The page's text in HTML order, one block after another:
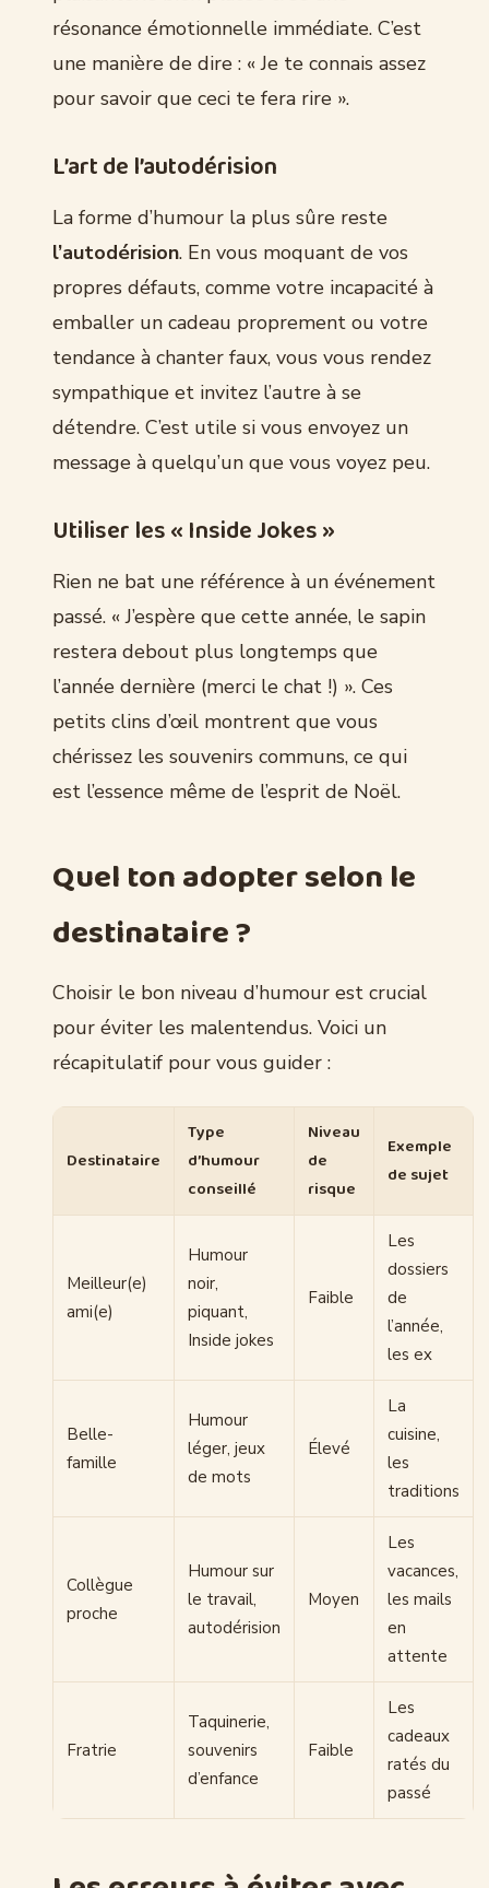
résonance émotionnelle immédiate. C’est
une manière de dire : « Je te connais assez
pour savoir que ceci te fera rire ».
L’art de l’autodérision
La forme d’humour la plus sûre reste
l’autodérision. En vous moquant de vos
propres défauts, comme votre incapacité à
emballer un cadeau proprement ou votre
tendance à chanter faux, vous vous rendez
sympathique et invitez l’autre à se
détendre. C’est utile si vous envoyez un
message à quelqu’un que vous voyez peu.
Utiliser les « Inside Jokes »
Rien ne bat une référence à un événement
passé. « J’espère que cette année, le sapin
restera debout plus longtemps que
l’année dernière (merci le chat !) ». Ces
petits clins d’œil montrent que vous
chérissez les souvenirs communs, ce qui
est l’essence même de l’esprit de Noël.
Quel ton adopter selon le
destinataire ?
Choisir le bon niveau d’humour est crucial
pour éviter les malentendus. Voici un
récapitulatif pour vous guider :
Destinataire
Type
d’humour
conseillé
Niveau
de
risque
Exemple
de sujet
Meilleur(e)
ami(e)
Humour
noir,
piquant,
Inside jokes
Faible
Les
dossiers
de
l’année,
les ex
Belle-
famille
Humour
léger, jeux
de mots
Élevé
La
cuisine,
les
traditions
Collègue
proche
Humour sur
le travail,
autodérision
Moyen
Les
vacances,
les mails
en
attente
Fratrie
Taquinerie,
souvenirs
d’enfance
Faible
Les
cadeaux
ratés du
passé